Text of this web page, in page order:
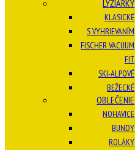
LYŽIARKY
KLASICKÉ
S VYHRIEVANÍM
FISCHER VACUUM
FIT
SKI-ALPOVÉ
BEŽECKÉ
OBLEČENIE
NOHAVICE
BUNDY
ROLÁKY